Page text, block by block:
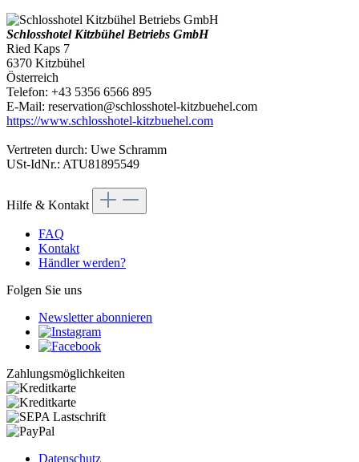
Schlosshotel Kitzbühel Betriebs GmbH
Ried Kaps 7
6370 Kitzbühel
Österreich
Telefon: +43 5356 6566 895
E-Mail: reservation@schlosshotel-kitzbuehel.com
https://www.schlosshotel-kitzbuehel.com
Vertreten durch: Uwe Schramm
USt-IdNr.: ATU81895549
Hilfe & Kontakt
FAQ
Kontakt
Händler werden?
Folgen Sie uns
Newsletter abonnieren
Zahlungsmöglichkeiten
Datenschutz